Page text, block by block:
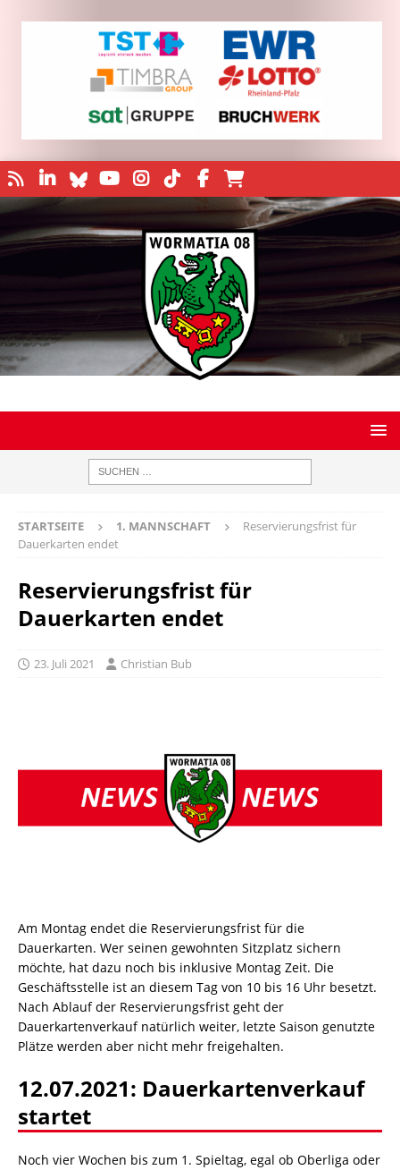
STARTSEITE 1. MANNSCHAFT
Reservierungsfrist für
Dauerkarten endet
Reservierungsfrist für
Dauerkarten endet
23. Juli 2021 Christian Bub
Am Montag endet die Reservierungsfrist für die
Dauerkarten. Wer seinen gewohnten Sitzplatz sichern
möchte, hat dazu noch bis inklusive Montag Zeit. Die
Geschäftsstelle ist an diesem Tag von 10 bis 16 Uhr besetzt.
Nach Ablauf der Reservierungsfrist geht der
Dauerkartenverkauf natürlich weiter, letzte Saison genutzte
Plätze werden aber nicht mehr freigehalten.
12.07.2021: Dauerkartenverkauf
startet
Noch vier Wochen bis zum 1. Spieltag, egal ob Oberliga oder